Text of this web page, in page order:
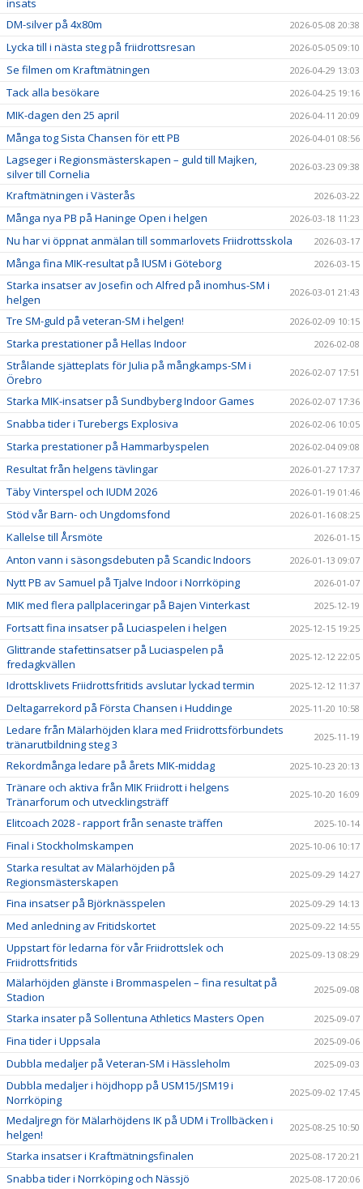
DM-silver på 4x80m 2026-05-08 20:38
Lycka till i nästa steg på friidrottsresan 2026-05-05 09:10
Se filmen om Kraftmätningen 2026-04-29 13:03
Tack alla besökare 2026-04-25 19:16
MIK-dagen den 25 april 2026-04-11 20:09
Många tog Sista Chansen för ett PB 2026-04-01 08:56
Lagseger i Regionsmästerskapen – guld till Majken,
silver till Cornelia
2026-03-23 09:38
Kraftmätningen i Västerås 2026-03-22
Många nya PB på Haninge Open i helgen 2026-03-18 11:23
Nu har vi öppnat anmälan till sommarlovets Friidrottsskola 2026-03-17
Många fina MIK-resultat på IUSM i Göteborg 2026-03-15
Starka insatser av Josefin och Alfred på inomhus-SM i
helgen
2026-03-01 21:43
Tre SM-guld på veteran-SM i helgen! 2026-02-09 10:15
Starka prestationer på Hellas Indoor 2026-02-08
Strålande sjätteplats för Julia på mångkamps-SM i
Örebro
2026-02-07 17:51
Starka MIK-insatser på Sundbyberg Indoor Games 2026-02-07 17:36
Snabba tider i Turebergs Explosiva 2026-02-06 10:05
Starka prestationer på Hammarbyspelen 2026-02-04 09:08
Resultat från helgens tävlingar 2026-01-27 17:37
Täby Vinterspel och IUDM 2026 2026-01-19 01:46
Stöd vår Barn- och Ungdomsfond 2026-01-16 08:25
Kallelse till Årsmöte 2026-01-15
Anton vann i säsongsdebuten på Scandic Indoors 2026-01-13 09:07
Nytt PB av Samuel på Tjalve Indoor i Norrköping 2026-01-07
MIK med flera pallplaceringar på Bajen Vinterkast 2025-12-19
Fortsatt fina insatser på Luciaspelen i helgen 2025-12-15 19:25
Glittrande stafettinsatser på Luciaspelen på
fredagkvällen
2025-12-12 22:05
Idrottsklivets Friidrottsfritids avslutar lyckad termin 2025-12-12 11:37
Deltagarrekord på Första Chansen i Huddinge 2025-11-20 10:58
Ledare från Mälarhöjden klara med Friidrottsförbundets
tränarutbildning steg 3
2025-11-19
Rekordmånga ledare på årets MIK-middag 2025-10-23 20:13
Tränare och aktiva från MIK Friidrott i helgens
Tränarforum och utvecklingsträff
2025-10-20 16:09
Elitcoach 2028 - rapport från senaste träffen 2025-10-14
Final i Stockholmskampen 2025-10-06 10:17
Starka resultat av Mälarhöjden på
Regionsmästerskapen
2025-09-29 14:27
Fina insatser på Björknässpelen 2025-09-29 14:13
Med anledning av Fritidskortet 2025-09-22 14:55
Uppstart för ledarna för vår Friidrottslek och
Friidrottsfritids
2025-09-13 08:29
Mälarhöjden glänste i Brommaspelen – fina resultat på
Stadion
2025-09-08
Starka insater på Sollentuna Athletics Masters Open 2025-09-07
Fina tider i Uppsala 2025-09-06
Dubbla medaljer på Veteran-SM i Hässleholm 2025-09-03
Dubbla medaljer i höjdhopp på USM15/JSM19 i
Norrköping
2025-09-02 17:45
Medaljregn för Mälarhöjdens IK på UDM i Trollbäcken i
helgen!
2025-08-25 10:50
Starka insatser i Kraftmätningsfinalen 2025-08-17 20:21
Snabba tider i Norrköping och Nässjö 2025-08-17 20:06